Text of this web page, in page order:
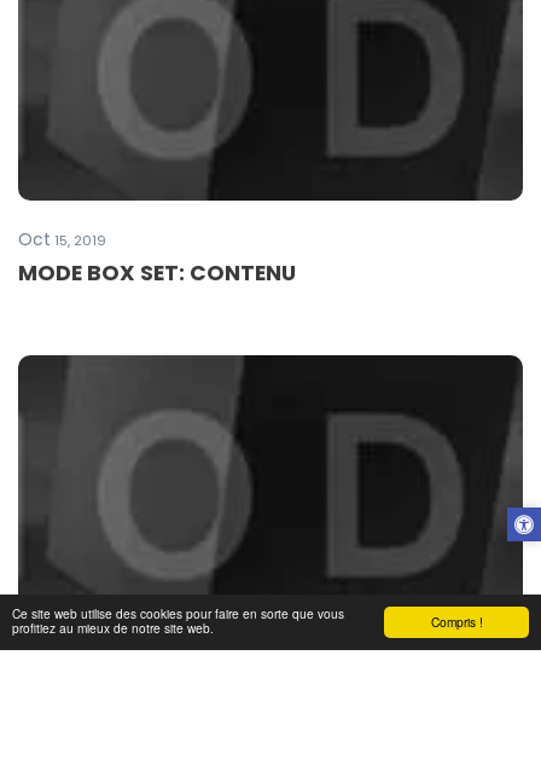
Compris !
Ce site web utilise des cookies pour faire en sorte que vous
profitiez au mieux de notre site web.
Oct 15, 2019
MODE BOX SET: CONTENU